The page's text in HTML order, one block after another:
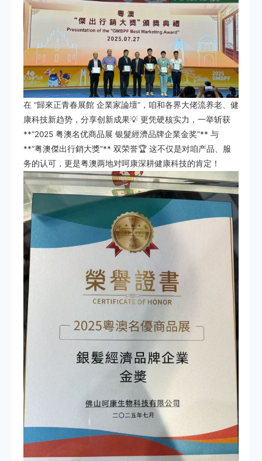
在 “歸來正青春展館 企業家論壇”，咱和各界大佬流养老、健
康科技新趋势，分享创新成果💡 更凭硬核实力，一举斩获
**“2025 粤澳名优商品展 银髮經濟品牌企業金奖”** 与
**“粤澳傑出行銷大獎”** 双荣誉🏆 这不仅是对咱产品、服
务的认可，更是粤澳两地对呵康深耕健康科技的肯定！